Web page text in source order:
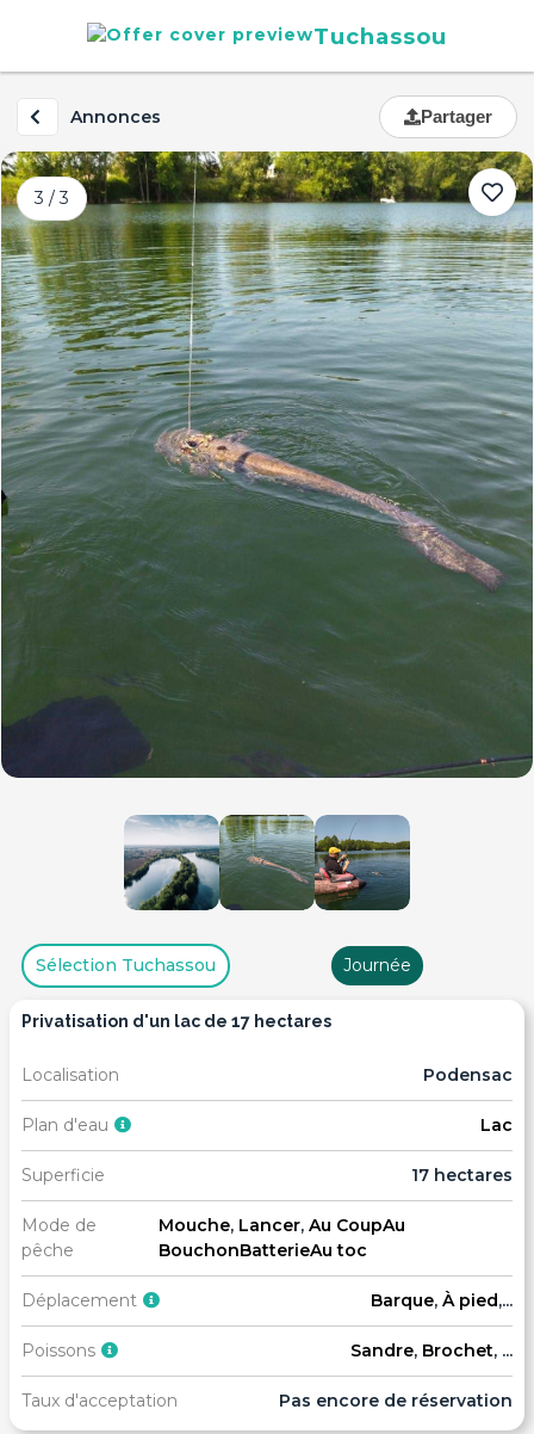
Tuchassou
Annonces Partager
3 / 3
Sélection Tuchassou Journée
privatisation d'un lac de 17 hectares
Localisation Podensac
Plan d'eau Lac
Superficie 17 hectares
Mode de
pêche
Mouche, Lancer,Au CoupAu
BouchonBatterieAu toc
Déplacement Barque, À pied,...
Poissons Sandre, Brochet, ...
Taux d'acceptation Pas encore de réservation